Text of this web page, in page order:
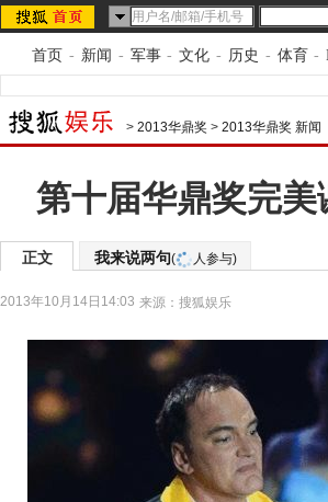
首页 - 新闻 - 军事 - 文化 - 历史 - 体育 -
> 2013华鼎奖 > 2013华鼎奖 新闻
第十届华鼎奖完
正文 我来说两句( 人参与)
2013年10月14日14:03 来源： 搜狐娱乐